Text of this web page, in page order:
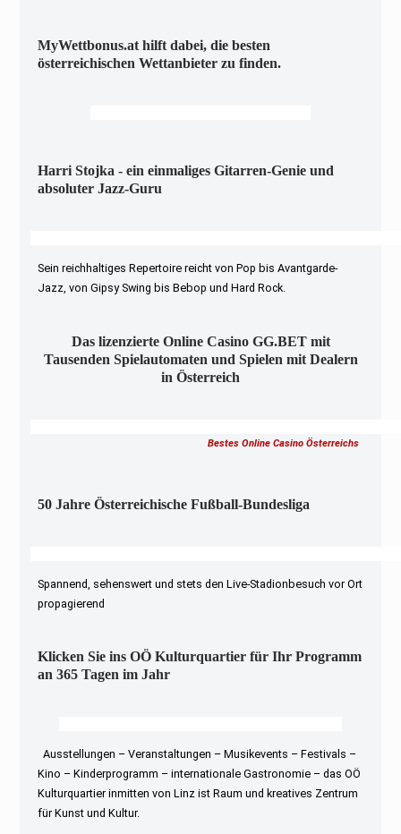
MyWettbonus.at hilft dabei, die besten
österreichischen Wettanbieter zu finden.
Harri Stojka - ein einmaliges Gitarren-Genie und
absoluter Jazz-Guru
Sein reichhaltiges Repertoire reicht von Pop bis Avantgarde-
Jazz, von Gipsy Swing bis Bebop und Hard Rock.
Das lizenzierte Online Casino GG.BET mit
Tausenden Spielautomaten und Spielen mit Dealern
in Österreich
Bestes Online Casino Österreichs
50 Jahre Österreichische Fußball-Bundesliga
Spannend, sehenswert und stets den Live-Stadionbesuch vor Ort
propagierend
Klicken Sie ins OÖ Kulturquartier für Ihr Programm
an 365 Tagen im Jahr
Ausstellungen – Veranstaltungen – Musikevents – Festivals –
Kino – Kinderprogramm – internationale Gastronomie – das OÖ
Kulturquartier inmitten von Linz ist Raum und kreatives Zentrum
für Kunst und Kultur.